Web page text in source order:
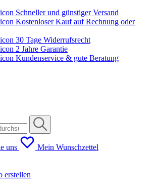
Schneller und günstiger Versand
Kostenloser Kauf auf Rechnung oder
30 Tage Widerrufsrecht
2 Jahre Garantie
Kundenservice & gute Beratung
uns Mein Wunschzettel
erstellen